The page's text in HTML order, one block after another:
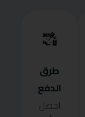
طرق
الدفع
احصل